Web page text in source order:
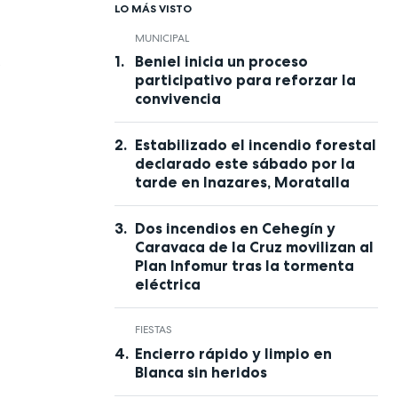
LO MÁS VISTO
MUNICIPAL
Beniel inicia un proceso
participativo para reforzar la
convivencia
Estabilizado el incendio forestal
declarado este sábado por la
tarde en Inazares, Moratalla
Dos incendios en Cehegín y
Caravaca de la Cruz movilizan al
Plan Infomur tras la tormenta
eléctrica
FIESTAS
Encierro rápido y limpio en
Blanca sin heridos